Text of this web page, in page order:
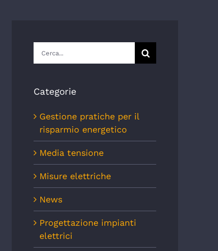
per:
Categorie
Gestione pratiche per il
risparmio energetico
Media tensione
Misure elettriche
News
Progettazione impianti
elettrici